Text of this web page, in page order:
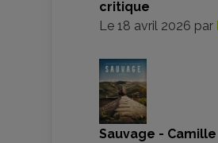
critique
Le 18 avril 2026 par
Sauvage - Camille